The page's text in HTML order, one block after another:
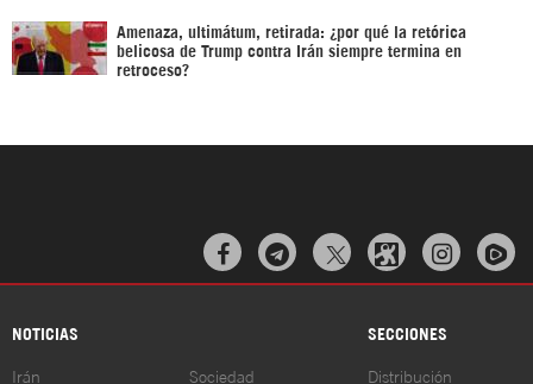
Amenaza, ultimátum, retirada: ¿por qué la retórica
belicosa de Trump contra Irán siempre termina en
retroceso?
  
NOTICIAS SECCIONES
Irán Sociedad Distribución